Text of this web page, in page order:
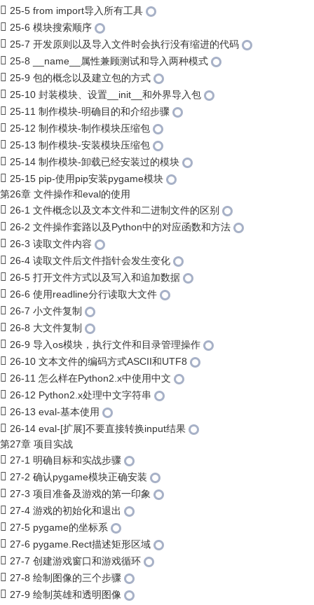
25-5 from import导入所有工具
25-6 模块搜索顺序
25-7 开发原则以及导入文件时会执行没有缩进的代码
25-8 __name__属性兼顾测试和导入两种模式
25-9 包的概念以及建立包的方式
25-10 封装模块、设置__init__和外界导入包
25-11 制作模块-明确目的和介绍步骤
25-12 制作模块-制作模块压缩包
25-13 制作模块-安装模块压缩包
25-14 制作模块-卸载已经安装过的模块
25-15 pip-使用pip安装pygame模块
第26章 文件操作和eval的使用
26-1 文件概念以及文本文件和二进制文件的区别
26-2 文件操作套路以及Python中的对应函数和方法
26-3 读取文件内容
26-4 读取文件后文件指针会发生变化
26-5 打开文件方式以及写入和追加数据
26-6 使用readline分行读取大文件
26-7 小文件复制
26-8 大文件复制
26-9 导入os模块，执行文件和目录管理操作
26-10 文本文件的编码方式ASCII和UTF8
26-11 怎么样在Python2.x中使用中文
26-12 Python2.x处理中文字符串
26-13 eval-基本使用
26-14 eval-[扩展]不要直接转换input结果
第27章 项目实战
27-1 明确目标和实战步骤
27-2 确认pygame模块正确安装
27-3 项目准备及游戏的第一印象
27-4 游戏的初始化和退出
27-5 pygame的坐标系
27-6 pygame.Rect描述矩形区域
27-7 创建游戏窗口和游戏循环
27-8 绘制图像的三个步骤
27-9 绘制英雄和透明图像